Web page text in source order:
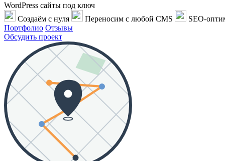
WordPress сайты под ключ
Создаём с нуля
Переносим с любой CMS
SEO-
Портфолио Отзывы
Обсудить проект